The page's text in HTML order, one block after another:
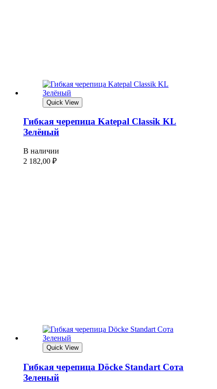
Quick View
Гибкая черепица Katepal Classik KL
Зелёный
В наличии
2 182,00 ₽
Quick View
Гибкая черепица Döcke Standart Сота
Зеленый